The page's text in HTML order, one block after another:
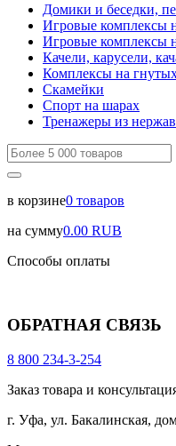
Домики и беседки,
Игровые комплексы
Игровые комплексы
Качели, карусели,
Комплексы на
Скамейки
Спорт на шарах
Тренажеры из
в корзине0 товаров
на сумму0.00 RUB
Способы оплаты
ОБРАТНАЯ СВЯЗЬ
8 800 234-3-254
Заказ товара и
г. Уфа, ул. Бакалинская,